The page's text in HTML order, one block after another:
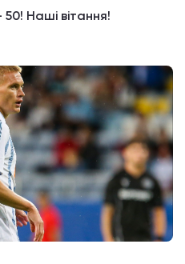
Наші вітання!